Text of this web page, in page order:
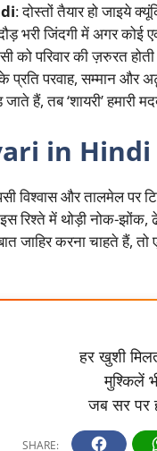
: दोस्तों तैयार हो जाइये
भरी जिंदगी में अगर कोई
को परिवार की ज़रुरत
प्रति परवाह, सम्मान और
हैं, तब ‘शायरी’ हमारी
in Hindi
विश्वास और तालमेल पर
रिश्ते में थोड़ी नोक-
जाहिर करना चाहते हैं,
हर खुशी
मुश्किलें
जब सर पर